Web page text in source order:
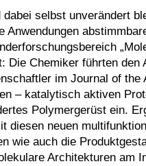
selbst unverändert
Die Chemiker führten den
im Journal of the
– katalytisch aktiven
Polymergerüst ein.
diesen neuen
wie auch die
Architekturen am